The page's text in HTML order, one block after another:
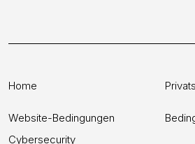
Home
Website-Bedingungen
Cybersecurity